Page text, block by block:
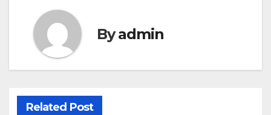
Byadmin
Related Post